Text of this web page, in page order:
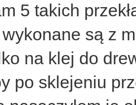
5 takich
wykonane są z
na klej do
po sklejeniu